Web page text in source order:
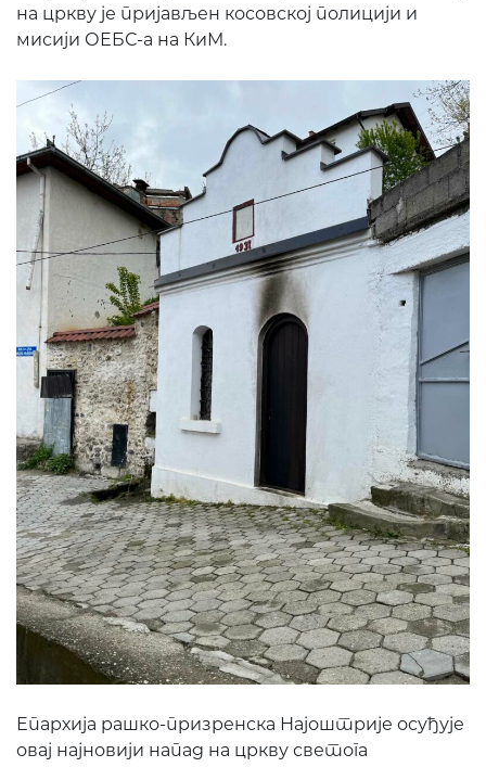
на цркву је пријављен косовској полицији и
мисији ОЕБС-а на КиМ.
Епархија рашко-призренска Најоштрије осуђује
овај најновији напад на цркву светога